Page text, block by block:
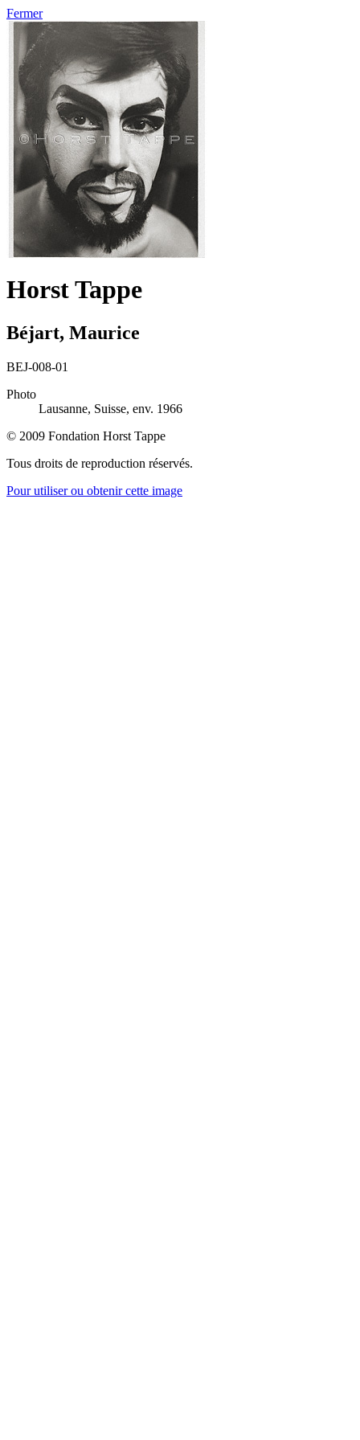
Fermer
Horst Tappe
Béjart, Maurice
BEJ-008-01
Photo
Lausanne, Suisse, env. 1966
© 2009 Fondation Horst Tappe
Tous droits de reproduction réservés.
Pour utiliser ou obtenir cette image